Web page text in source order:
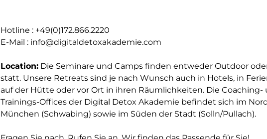
Hotline : +49(0)172.866.2220
E-Mail : info@digitaldetoxakademie.com
Location: Die Seminare und Camps finden entweder Outdoor
statt. Unsere Retreats sind je nach Wunsch auch in Hotels, in
auf der Hütte oder vor Ort in ihren Räumlichkeiten. Die Coaching-
Trainings-Offices der Digital Detox Akademie befindet sich im
München (Schwabing) sowie im Süden der Stadt (Solln/Pullach).